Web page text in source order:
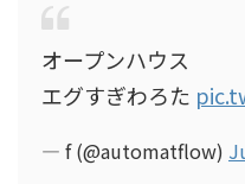
オープンハウス
エグすぎわろた
— f (@automatflow)